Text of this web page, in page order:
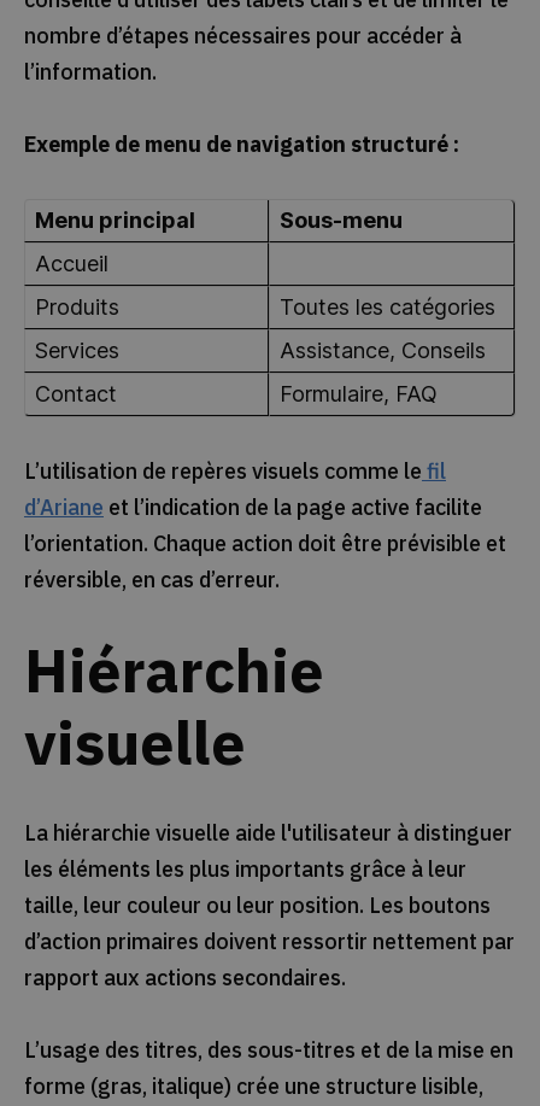
nombre d’étapes nécessaires pour accéder à
l’information.
Exemple de menu de navigation structuré :
Menu principal
Sous-menu
Accueil
Produits
Toutes les catégories
Services
Assistance, Conseils
Contact
Formulaire, FAQ
L’utilisation de repères visuels comme le fil
d’Ariane et l’indication de la page active facilite
l’orientation. Chaque action doit être prévisible et
réversible, en cas d’erreur.
Hiérarchie
visuelle
La hiérarchie visuelle aide l'utilisateur à distinguer
les éléments les plus importants grâce à leur
taille, leur couleur ou leur position. Les boutons
d’action primaires doivent ressortir nettement par
rapport aux actions secondaires.
L’usage des titres, des sous-titres et de la mise en
forme (gras, italique) crée une structure lisible,